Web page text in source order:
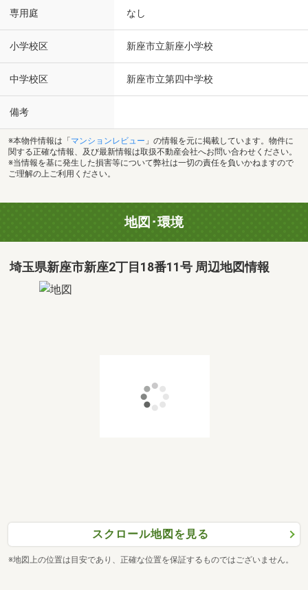
専用庭 なし
小学校区 新座市立新座小学校
中学校区 新座市立第四中学校
備考
※本物件情報は「 マンションレビュー 」の情報を元に掲載しています。物件に
関する正確な情報、及び最新情報は取扱不動産会社へお問い合わせください。
※当情報を基に発生した損害等について弊社は一切の責任を負いかねますので
ご理解の上ご利用ください。
地図･環境
埼玉県新座市新座2丁目18番11号 周辺地図情報
スクロール地図を見る
※地図上の位置は目安であり、正確な位置を保証するものではございません。